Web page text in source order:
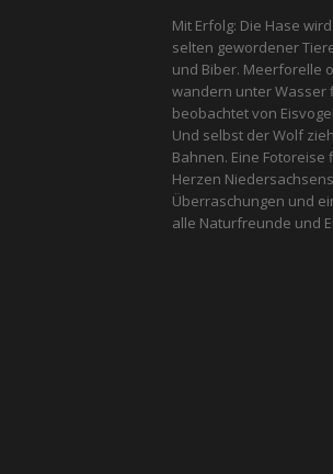
Mit Erfolg: Die Hase
selten gewordener
und Biber. Meerforelle
wandern unter Wasser
beobachtet von
Und selbst der Wolf
Bahnen. Eine
Herzen
Überraschungen und
alle ­Naturfreunde und